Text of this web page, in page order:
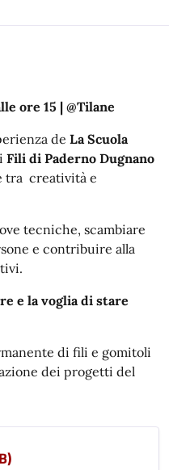
ore 15 | @Tilane
de La Scuola
Fili di Paderno Dugnano
tra creatività e
tecniche, scambiare
e contribuire alla
e la voglia di stare
di fili e gomitoli
dei progetti del